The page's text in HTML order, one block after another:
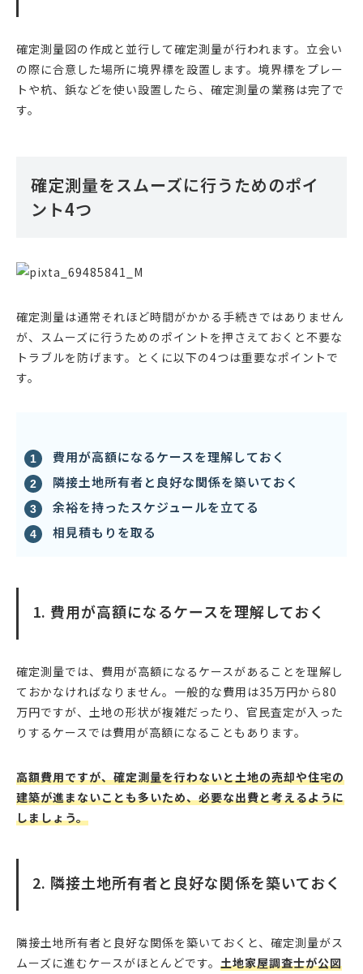
確定測量図の作成と並行して確定測量が行われます。立会い
の際に合意した場所に境界標を設置します。境界標をプレー
トや杭、鋲などを使い設置したら、確定測量の業務は完了で
す。
確定測量をスムーズに行うためのポイ
ント4つ
確定測量は通常それほど時間がかかる手続きではありません
が、スムーズに行うためのポイントを押さえておくと不要な
トラブルを防げます。とくに以下の4つは重要なポイントで
す。
費用が高額になるケースを理解しておく
隣接土地所有者と良好な関係を築いておく
余裕を持ったスケジュールを立てる
相見積もりを取る
1. 費用が高額になるケースを理解しておく
確定測量では、費用が高額になるケースがあることを理解し
ておかなければなりません。一般的な費用は35万円から80
万円ですが、土地の形状が複雑だったり、官民査定が入った
りするケースでは費用が高額になることもあります。
高額費用ですが、確定測量を行わないと土地の売却や住宅の
建築が進まないことも多いため、必要な出費と考えるように
しましょう。
2. 隣接土地所有者と良好な関係を築いておく
隣接土地所有者と良好な関係を築いておくと、確定測量がス
ムーズに進むケースがほとんどです。 土地家屋調査士が公図